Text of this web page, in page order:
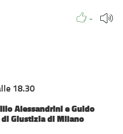
Metti Mi
Piace a
- Persone
18.30
Alessandrini e Guido
Giustizia di Milano